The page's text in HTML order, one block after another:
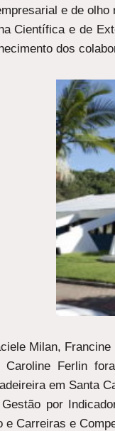
e de
Científica e de
dos
Milan,
Ferlin
em Santa
por
Carreiras e